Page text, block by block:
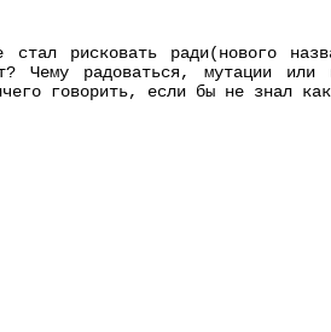
рисковать ради(нового
Чему радоваться, мутации или
говорить, если бы не знал